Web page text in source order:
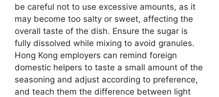
be careful not to use excessive amounts, as it
may become too salty or sweet, affecting the
overall taste of the dish. Ensure the sugar is
fully dissolved while mixing to avoid granules.
Hong Kong employers can remind foreign
domestic helpers to taste a small amount of the
seasoning and adjust according to preference,
and teach them the difference between light